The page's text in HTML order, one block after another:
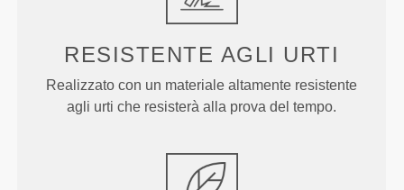
RESISTENTE AGLI URTI
Realizzato con un materiale altamente resistente
agli urti che resisterà alla prova del tempo.